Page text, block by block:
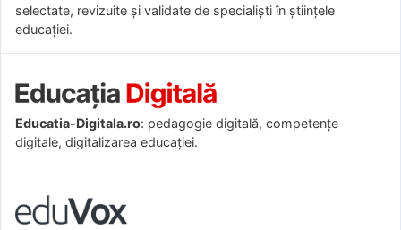
selectate, revizuite și validate de specialiști în științele
educației.
Educatia-Digitala.ro: pedagogie digitală, competențe
digitale, digitalizarea educației.